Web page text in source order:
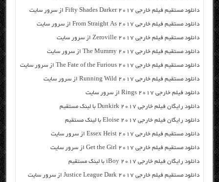
دانلود مستقیم فیلم خارجی Fifty Shades Darker 2017 از سرور سایت
دانلود مستقیم فیلم خارجی From Straight As 2017 از سرور سایت
دانلود مستقیم فیلم خارجی Zeroville 2017 از سرور سایت
دانلود مستقیم فیلم خارجی The Mummy 2017 از سرور سایت
دانلود مستقیم فیلم خارجی The Fate of the Furious 2017 از سرور سایت
دانلود مستقیم فیلم خارجی Running Wild 2017 از سرور سایت
دانلود فیلم خارجی Rings 2017 از سرور سایت
دانلود رایگان فیلم خارجی Dunkirk 2017 با لینک مستقیم
دانلود رایگان فیلم خارجی Eloise 2017 با لینک مستقیم
دانلود مستقیم فیلم خارجی Essex Heist 2017 از سرور سایت
دانلود مستقیم فیلم خارجی Get the Girl 2017 از سرور سایت
دانلود رایگان فیلم خارجی iBoy 2017 با لینک مستقیم
دانلود مستقیم فیلم خارجی Justice League Dark 2017 از سرور سایت